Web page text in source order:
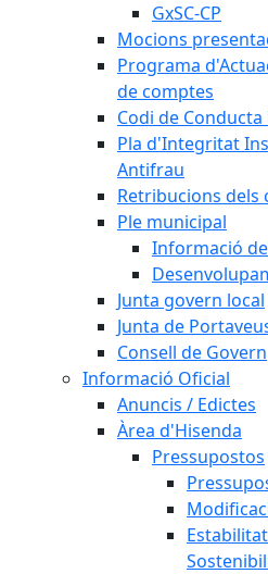
GxSC-CP
Mocions
Programa
de comptes
Codi de
Pla d'Integritat
Antifrau
Retribucions dels
Ple municipal
Informació
Junta govern local
Junta de
Consell de Govern
Informació Oficial
Anuncis / Edictes
Àrea d'Hisenda
Pressupostos